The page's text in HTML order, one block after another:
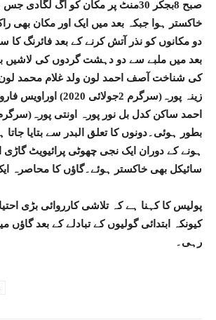
صبح 8بجکر 30منٹ پر مکان کو آگ
خاکستر ہوا جبکہ بعد میں ایک اور مکان بھی
دو مکانوں کو نذر آتش کرنے کے بعد فائرنگ کا
بعد میں ملبے سے دو دہشت گردوں کی لاشیں
کی شناخت آصف احمد لون ولد غلام محمد لون
زینہ پورہ(سرگرم 2جولائی
بطور ہوئی۔دونوں کا تعلق البدر سے بتایا جاتا
ہونے کے دوران ایک نجی چھوٹی پرائیویٹ گاڑی
سائیکل بھی خاکستر ہوئے۔گاؤں کا محاصرہ
پولیس کا کہنا ہے کہ تلاشی کارروائی بڑی
کیونکہ ابتدائی گولیوں کے تبادلے کے بعد
رہی۔